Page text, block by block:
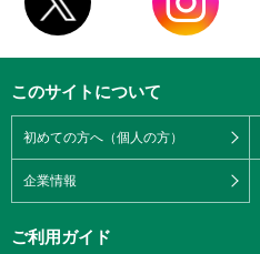
このサイトについて
初めての方へ（個人の方）
企業情報
ご利用ガイド